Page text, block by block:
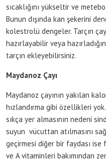
sıcaklığını yükseltir ve
Bunun dışında kan şekerini
kolestrolü dengeler. Tarçın
hazırlayabilir veya
tarçın ekleyebilirsiniz.
Maydanoz Çayı
Maydanoz çayının yakılan
hızlandırma gibi özellikleri
sıkça yer almasının nedeni
suyun vücuttan atılmasını
geçirmesi diğer bir faydası
ve A vitaminleri bakımından